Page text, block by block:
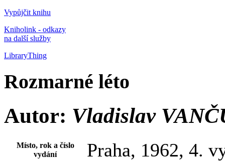
Vypůjčit knihu
Kniholink - odkazy
na další služby
LibraryThing
Rozmarné léto
Autor: Vladislav
Místo, rok a číslo
vydání
Praha, 1962, 4.